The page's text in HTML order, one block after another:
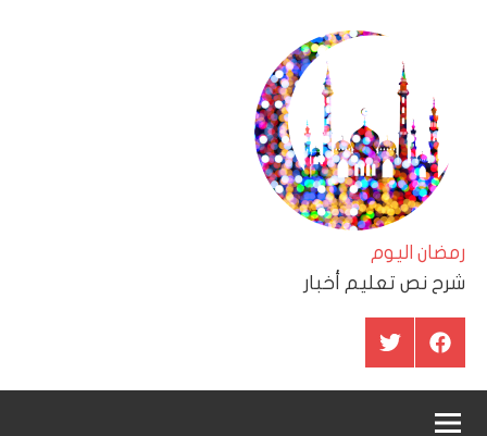
رمضان اليوم
شرح نص تعليم أخبار
عنصر
القائمة
عنصر
القائمة